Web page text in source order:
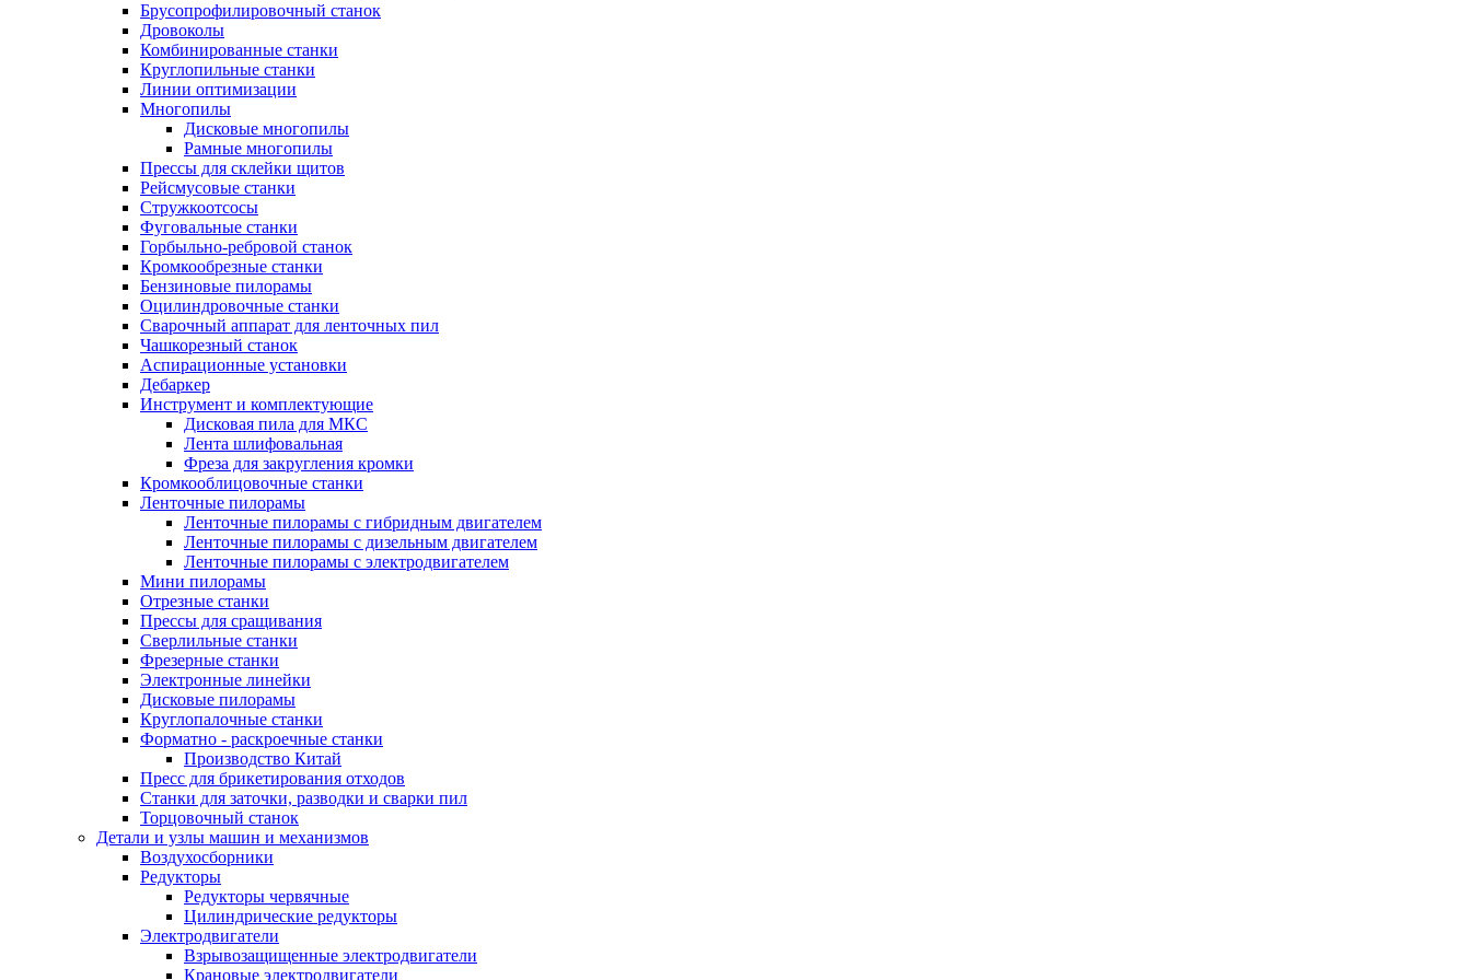
Брусопрофилировочный станок
Дровоколы
Комбинированные станки
Круглопильные станки
Линии оптимизации
Многопилы
Дисковые многопилы
Рамные многопилы
Прессы для склейки щитов
Рейсмусовые станки
Стружкоотсосы
Фуговальные станки
Горбыльно-ребровой станок
Кромкообрезные станки
Бензиновые пилорамы
Оцилиндровочные станки
Сварочный аппарат для ленточных пил
Чашкорезный станок
Аспирационные установки
Дебаркер
Инструмент и комплектующие
Дисковая пила для МКС
Лента шлифовальная
Фреза для закругления кромки
Кромкооблицовочные станки
Ленточные пилорамы
Ленточные пилорамы с гибридным двигателем
Ленточные пилорамы с дизельным двигателем
Ленточные пилорамы с электродвигателем
Мини пилорамы
Отрезные станки
Прессы для сращивания
Сверлильные станки
Фрезерные станки
Электронные линейки
Дисковые пилорамы
Круглопалочные станки
Форматно - раскроечные станки
Производство Китай
Пресс для брикетирования отходов
Станки для заточки, разводки и сварки пил
Торцовочный станок
Детали и узлы машин и механизмов
Воздухосборники
Редукторы
Редукторы червячные
Цилиндрические редукторы
Электродвигатели
Взрывозащищенные электродвигатели
Крановые электродвигатели